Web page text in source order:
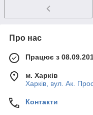
Про нас
Працює з
м. Харків
Харків, вул. Ак.
Контакти